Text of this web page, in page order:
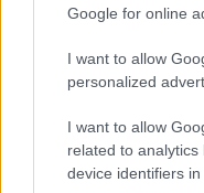
Google for online
I want to allow
personalized
I want to allow
related to
device identifiers in
autópálya útépítés M1-es
M1 bővítés: már
csomópont építése